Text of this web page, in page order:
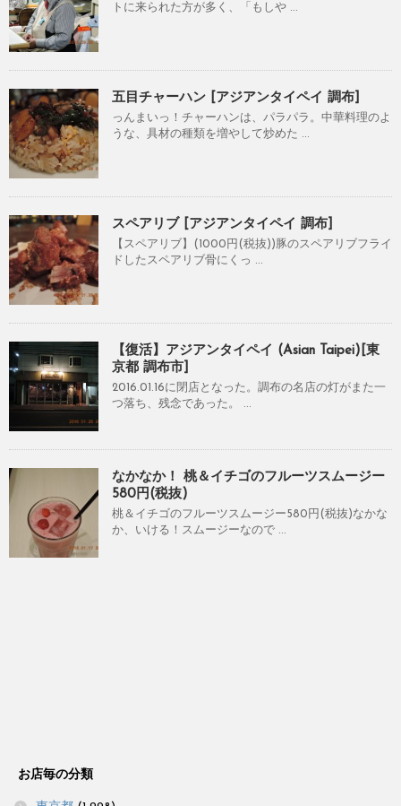
トに来られた方が多く、「もしや ...
五目チャーハン [アジアンタイペイ 調布]
っんまいっ！チャーハンは、パラパラ。中華料理のよ
うな、具材の種類を増やして炒めた ...
スペアリブ [アジアンタイペイ 調布]
【スペアリブ】(1000円(税抜))豚のスペアリブフライ
ドしたスペアリブ骨にくっ ...
【復活】アジアンタイペイ (Asian Taipei)[東
京都 調布市]
2016.01.16に閉店となった。調布の名店の灯がまた一
つ落ち、残念であった。 ...
なかなか！ 桃＆イチゴのフルーツスムージー
580円(税抜)
桃＆イチゴのフルーツスムージー580円(税抜)なかな
か、いける！スムージーなので ...
お店毎の分類